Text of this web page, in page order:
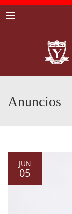
Menu
Anuncios
JUN
05